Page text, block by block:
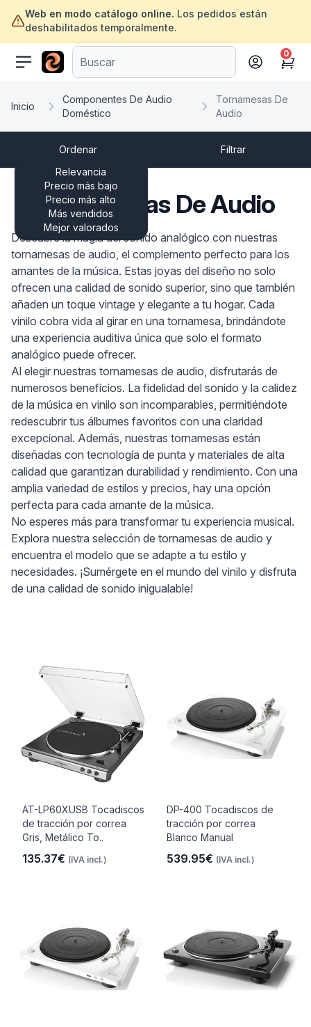
Web en modo catálogo online. Los pedidos están
deshabilitados temporalmente.
ofertasinformatica.com
Cart
0
Inicio
Componentes De Audio
Doméstico
Tornamesas De
Audio
Ordenar
Relevancia
Precio más bajo
Precio más alto
Más vendidos
Mejor valorados
Filtrar
Tornamesas De Audio
Descubre la magia del sonido analógico con nuestras
tornamesas de audio, el complemento perfecto para los
amantes de la música. Estas joyas del diseño no solo
ofrecen una calidad de sonido superior, sino que también
añaden un toque vintage y elegante a tu hogar. Cada
vinilo cobra vida al girar en una tornamesa, brindándote
una experiencia auditiva única que solo el formato
analógico puede ofrecer.
Al elegir nuestras tornamesas de audio, disfrutarás de
numerosos beneficios. La fidelidad del sonido y la calidez
de la música en vinilo son incomparables, permitiéndote
redescubrir tus álbumes favoritos con una claridad
excepcional. Además, nuestras tornamesas están
diseñadas con tecnología de punta y materiales de alta
calidad que garantizan durabilidad y rendimiento. Con una
amplia variedad de estilos y precios, hay una opción
perfecta para cada amante de la música.
No esperes más para transformar tu experiencia musical.
Explora nuestra selección de tornamesas de audio y
encuentra el modelo que se adapte a tu estilo y
necesidades. ¡Sumérgete en el mundo del vinilo y disfruta
de una calidad de sonido inigualable!
AT-LP60XUSB Tocadiscos
de tracción por correa
Gris, Metálico To..
135.37€ (IVA incl.)
DP-400 Tocadiscos de
tracción por correa
Blanco Manual
539.95€ (IVA incl.)